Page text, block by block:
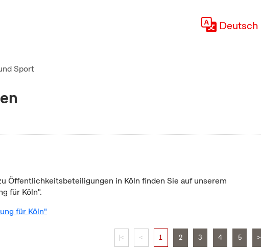
Deutsch
Sport
Öffentlichkeitsbeteiligungen in Köln finden Sie auf unserem
für Köln".
für Köln"
|< < 1 2 3 4 5 >